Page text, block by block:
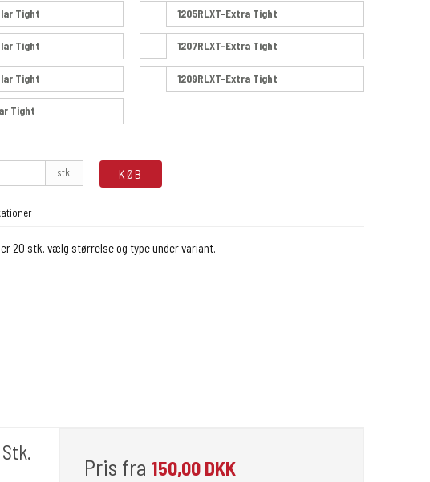
Tight 1205RLXT-Extra Tight
Tight 1207RLXT-Extra Tight
Tight 1209RLXT-Extra Tight
Tight
stk. KØB
20 stk. vælg størrelse og type under variant.
Pris fra 150,00 DKK